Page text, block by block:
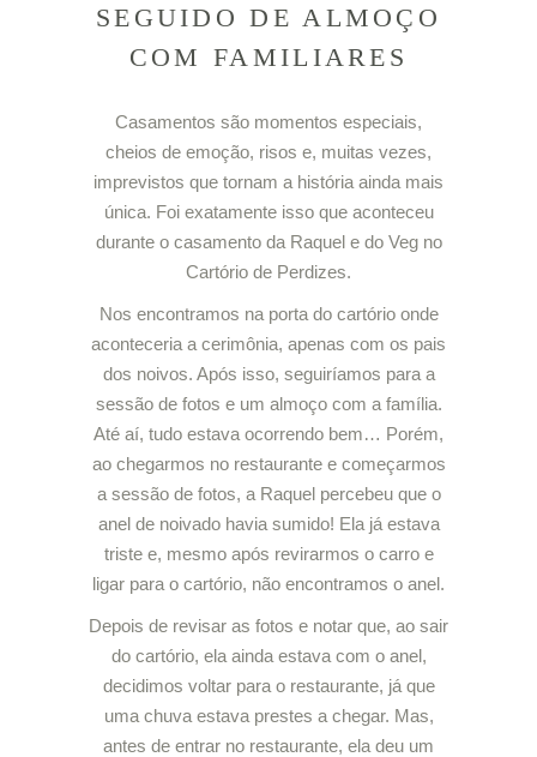
SEGUIDO DE ALMOÇO
COM FAMILIARES
Casamentos são momentos especiais,
cheios de emoção, risos e, muitas vezes,
imprevistos que tornam a história ainda mais
única. Foi exatamente isso que aconteceu
durante o casamento da Raquel e do Veg no
Cartório de Perdizes.
Nos encontramos na porta do cartório onde
aconteceria a cerimônia, apenas com os pais
dos noivos. Após isso, seguiríamos para a
sessão de fotos e um almoço com a família.
Até aí, tudo estava ocorrendo bem… Porém,
ao chegarmos no restaurante e começarmos
a sessão de fotos, a Raquel percebeu que o
anel de noivado havia sumido! Ela já estava
triste e, mesmo após revirarmos o carro e
ligar para o cartório, não encontramos o anel.
Depois de revisar as fotos e notar que, ao sair
do cartório, ela ainda estava com o anel,
decidimos voltar para o restaurante, já que
uma chuva estava prestes a chegar. Mas,
antes de entrar no restaurante, ela deu um